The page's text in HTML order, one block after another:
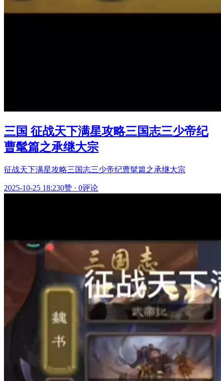
三国 征战天下满星攻略三国志三少帝纪
曹髦篇之承继大宗
征战天下满星攻略三国志三少帝纪曹髦篇之承继大宗
2025-10-25 18:230赞 · 0评论